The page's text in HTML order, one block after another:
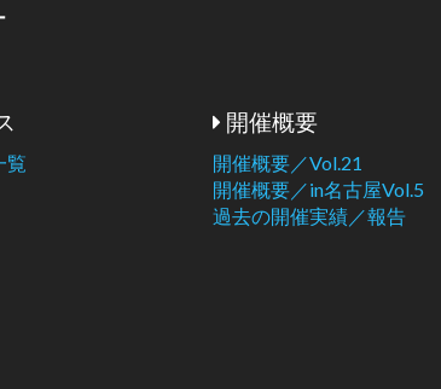
覧
開催概要
開催概要／Vol.21
開催概要／in名古屋Vol.5
過去の開催実績／報告